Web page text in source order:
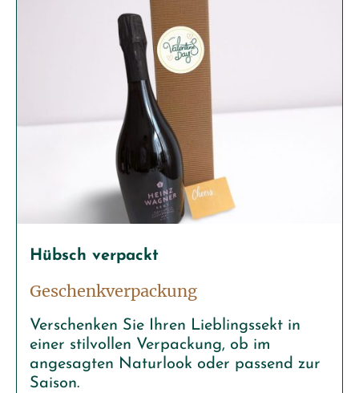
Hübsch verpackt
Geschenkverpackung
Verschenken Sie Ihren Lieblingssekt in
einer stilvollen Verpackung, ob im
angesagten Naturlook oder passend zur
Saison.